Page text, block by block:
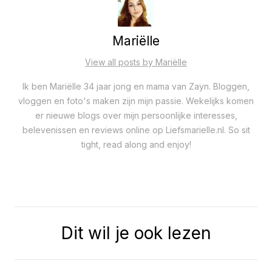
Mariëlle
View all posts by Mariëlle
Ik ben Mariëlle 34 jaar jong en mama van Zayn. Bloggen,
vloggen en foto's maken zijn mijn passie. Wekelijks komen
er nieuwe blogs over mijn persoonlijke interesses,
belevenissen en reviews online op Liefsmarielle.nl. So sit
tight, read along and enjoy!
Dit wil je ook lezen